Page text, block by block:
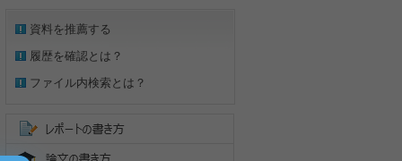
資料を推薦する
履歴を確認とは？
ファイル内検索とは？